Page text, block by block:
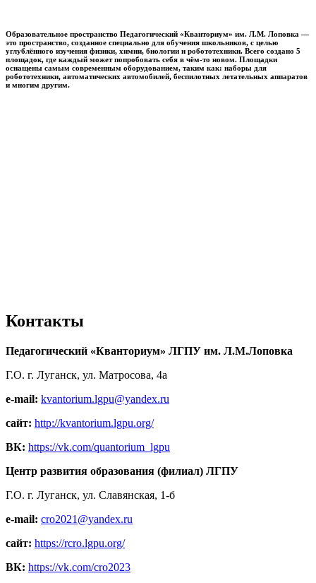
Образовательное пространство Педагогический «Кванториум» им. Л.М. Лоповка —
это пространство, созданное специально для обучения школьников, с целью
углублённого изучения физики, химии, биологии и робототехники. Всего создано 5
площадок, где каждый может попробовать себя в чём-то новом. Площадки
оснащены самым современным оборудованием, таким как: наборы для
робототехники, автоматических автомобилей, беспилотных летательных аппаратов
и многим другим.
Контакты
Педагогический «Кванториум» ЛГПУ им. Л.М.Лоповка
Г.О. г. Луганск, ул. Матросова, 4а
e-mail: kvantorium.lgpu@yandex.ru
сайт: http://kvantorium.lgpu.org/
ВК: https://vk.com/quantorium_lgpu
Центр развития образования (филиал) ЛГПУ
Г.О. г. Луганск, ул. Славянская, 1-б
e-mail: cro2021@yandex.ru
сайт: https://rcro.lgpu.org/
ВК: https://vk.com/cro2023